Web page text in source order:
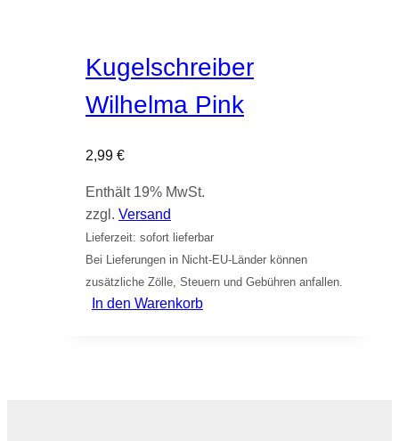
Kugelschreiber
Wilhelma Pink
2,99 €
Enthält 19% MwSt.
zzgl. Versand
Lieferzeit: sofort lieferbar
Bei Lieferungen in Nicht-EU-Länder können
zusätzliche Zölle, Steuern und Gebühren anfallen.
In den Warenkorb